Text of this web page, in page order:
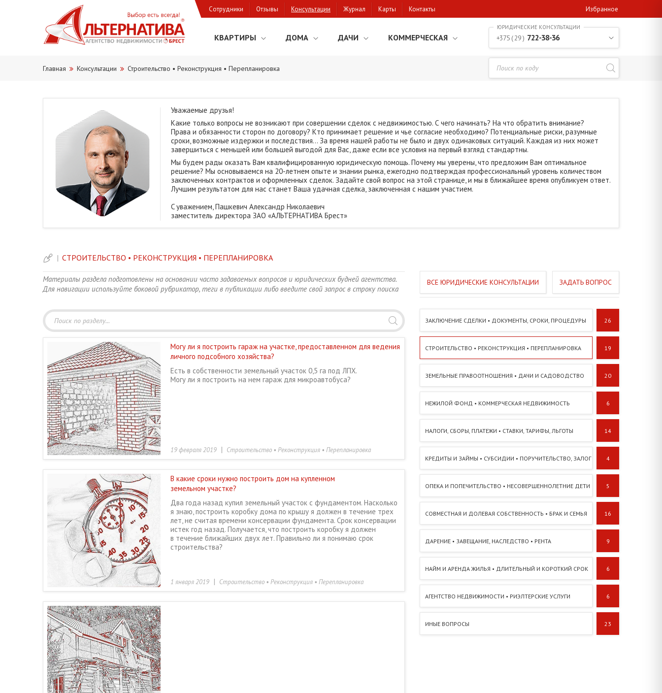
Сотрудники Отзывы Консультации Журнал Карты Контакты Избранное
КВАРТИРЫ ДОМА ДАЧИ КОММЕРЧЕСКАЯ +375 ( 29 ) 722-38-36
Главная Консультации Строительство • Реконструкция • Перепланировка
Уважаемые друзья!
Какие только вопросы не возникают при совершении сделок с недвижимостью. С чего начинать? На что обратить внимание?
Права и обязанности сторон по договору? Кто принимает решение и чье согласие необходимо? Потенциальные риски, разумные
сроки, возможные издержки и последствия... За время нашей работы не было и двух одинаковых ситуаций. Каждая из них может
завершиться с меньшей или большей выгодой для Вас, даже если все условия на первый взгляд стандартны.
Мы будем рады оказать Вам квалифицированную юридическую помощь. Почему мы уверены, что предложим Вам оптимальное
решение? Мы основываемся на 20-летнем опыте и знании рынка, ежегодно подтверждая профессиональный уровень количеством
заключенных контрактов и оформленных сделок. Задайте свой вопрос на этой странице, и мы в ближайшее время опубликуем ответ.
Лучшим результатом для нас станет Ваша удачная сделка, заключенная с нашим участием.
C уважением, Пашкевич Александр Николаевич
заместитель директора ЗАО «АЛЬТЕРНАТИВА Брест»
ЗАДАТЬ ВОПРОС
ЗАКЛЮЧЕНИЕ СДЕЛКИ • ДОКУМЕНТЫ, СРОКИ, ПРОЦЕДУРЫ 26
СТРОИТЕЛЬСТВО • РЕКОНСТРУКЦИЯ • ПЕРЕПЛАНИРОВКА 19
ЗЕМЕЛЬНЫЕ ПРАВООТНОШЕНИЯ • ДАЧИ И САДОВОДСТВО 20
НЕЖИЛОЙ ФОНД • КОММЕРЧЕСКАЯ НЕДВИЖИМОСТЬ 6
НАЛОГИ, СБОРЫ, ПЛАТЕЖИ • СТАВКИ, ТАРИФЫ, ЛЬГОТЫ 14
КРЕДИТЫ И ЗАЙМЫ • СУБСИДИИ • ПОРУЧИТЕЛЬСТВО, ЗАЛОГ 4
ОПЕКА И ПОПЕЧИТЕЛЬСТВО • НЕСОВЕРШЕННОЛЕТНИЕ ДЕТИ 5
СОВМЕСТНАЯ И ДОЛЕВАЯ СОБСТВЕННОСТЬ • БРАК И СЕМЬЯ 16
ДАРЕНИЕ • ЗАВЕЩАНИЕ, НАСЛЕДСТВО • РЕНТА 9
НАЙМ И АРЕНДА ЖИЛЬЯ • ДЛИТЕЛЬНЫЙ И КОРОТКИЙ СРОК 6
АГЕНТСТВО НЕДВИЖИМОСТИ • РИЭЛТЕРСКИЕ УСЛУГИ 6
ИНЫЕ ВОПРОСЫ 23
| СТРОИТЕЛЬСТВО • РЕКОНСТРУКЦИЯ • ПЕРЕПЛАНИРОВКА
Материалы раздела подготовлены на основании часто задаваемых вопросов и юридических будней агентства.
Для навигации используйте боковой рубрикатор, теги в публикации либо введите свой запрос в строку поиска
Могу ли я построить гараж на участке, предоставленном для ведения
личного подсобного хозяйства?
Есть в собственности земельный участок 0,5 га под ЛПХ.
Могу ли я построить на нем гараж для микроавтобуса?
19 февраля 2019 | Строительство • Реконструкция • Перепланировка
В какие сроки нужно построить дом на купленном
земельном участке?
Два года назад купил земельный участок с фундаментом. Насколько
я знаю, построить коробку дома по крышу я должен в течение трех
лет, не считая времени консервации фундамента. Срок консервации
истек год назад. Получается, что построить коробку я должен
в течение ближайших двух лет. Правильно ли я понимаю срок
строительства?
1 января 2019 | Строительство • Реконструкция • Перепланировка